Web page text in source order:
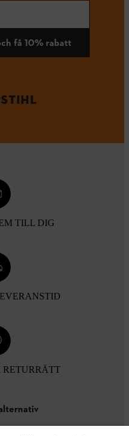
få 10% rabatt
TILL DIG
RETURRÄTT